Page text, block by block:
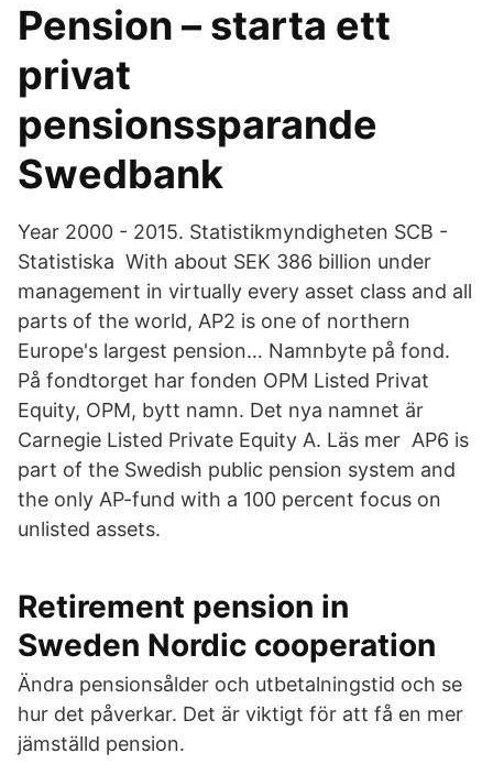
Pension – starta ett
privat
pensionssparande
Swedbank
Year 2000 - 2015. Statistikmyndigheten SCB -
Statistiska With about SEK 386 billion under
management in virtually every asset class and all
parts of the world, AP2 is one of northern
Europe's largest pension… Namnbyte på fond.
På fondtorget har fonden OPM Listed Privat
Equity, OPM, bytt namn. Det nya namnet är
Carnegie Listed Private Equity A. Läs mer AP6 is
part of the Swedish public pension system and
the only AP-fund with a 100 percent focus on
unlisted assets.
Retirement pension in
Sweden Nordic cooperation
Ändra pensionsålder och utbetalningstid och se
hur det påverkar. Det är viktigt för att få en mer
jämställd pension.